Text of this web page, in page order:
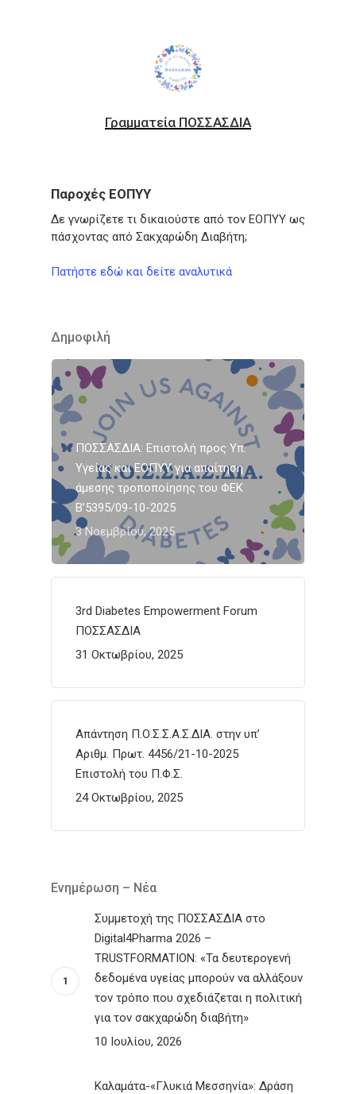
Γραμματεία ΠΟΣΣΑΣΔΙΑ
Παροχές ΕΟΠΥΥ
Δε γνωρίζετε τι δικαιούστε από τον ΕΟΠΥΥ ως
πάσχοντας από Σακχαρώδη Διαβήτη;
Πατήστε εδώ και δείτε αναλυτικά
Δημοφιλή
ΠΟΣΣΑΣΔΙΑ: Επιστολή προς Υπ.
Υγείας και ΕΟΠΥΥ για απαίτηση
άμεσης τροποποίησης του ΦΕΚ
Β’5395/09-10-2025
3 Νοεμβρίου, 2025
3rd Diabetes Empowerment Forum
ΠΟΣΣΑΣΔΙΑ
31 Οκτωβρίου, 2025
Απάντηση Π.Ο.Σ.Σ.Α.Σ.ΔΙΑ. στην υπ’
Αριθμ. Πρωτ. 4456/21-10-2025
Επιστολή του Π.Φ.Σ.
24 Οκτωβρίου, 2025
Ενημέρωση – Νέα
Συμμετοχή της ΠΟΣΣΑΣΔΙΑ στο
Digital4Pharma 2026 –
TRUSTFORMATION: «Τα δευτερογενή
δεδομένα υγείας μπορούν να αλλάξουν
τον τρόπο που σχεδιάζεται η πολιτική
για τον σακχαρώδη διαβήτη»
10 Ιουλίου, 2026
Καλαμάτα-«Γλυκιά Μεσσηνία»: Δράση